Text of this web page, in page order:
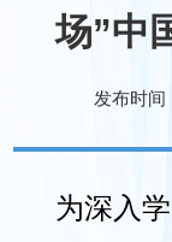
场”中
发布时间
为深入